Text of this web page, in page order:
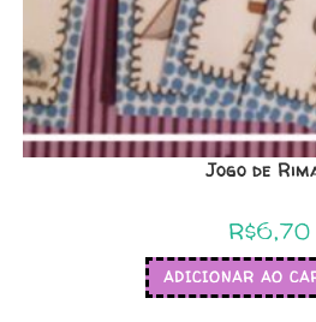
Jogo de
R$6,70
ADICIONAR AO